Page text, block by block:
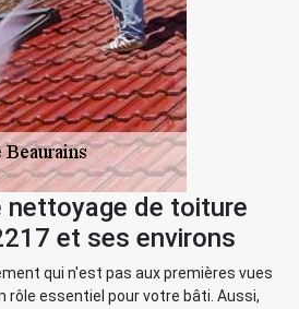
nettoyage de toiture
et ses environs
qui n'est pas aux premières vues
rôle essentiel pour votre bâti. Aussi,